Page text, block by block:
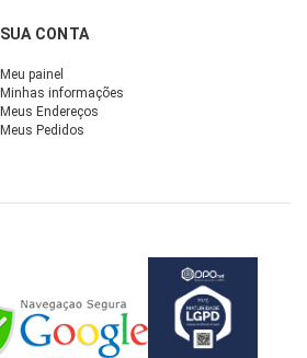
SUA CONTA
Meu painel
Minhas informações
Meus Endereços
Meus Pedidos